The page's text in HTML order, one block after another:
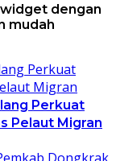
dengan
mudah
Perkuat
Pelaut Migran